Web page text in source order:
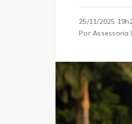
25/11/2025
Por Assessoria